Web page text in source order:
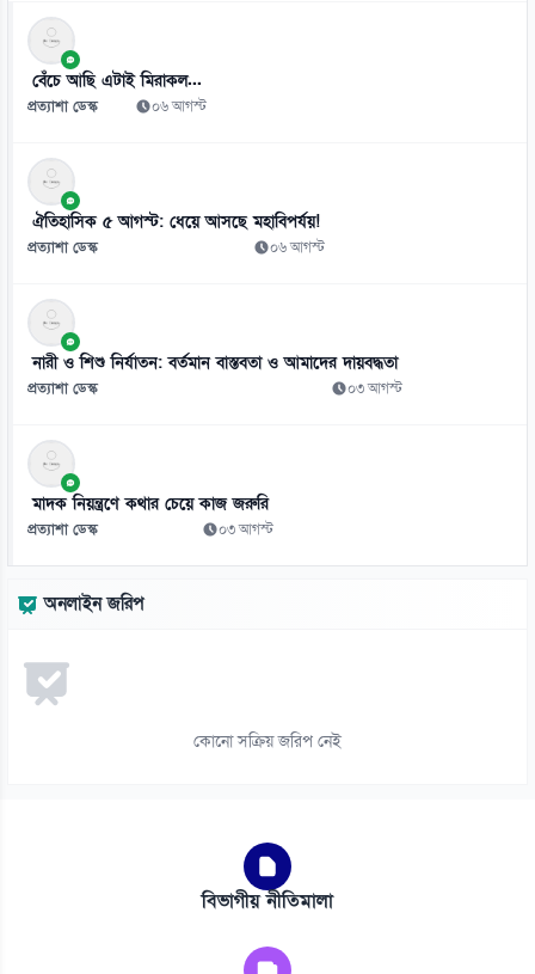
থাইল্যান্ডের স্কুলে কিশোরের এলোপাতাড়ি গুলি, নিহত অন্তত ৭
০৭ আগস্ট
বেঁচে আছি এটাই মিরাকল...
প্রত্যাশা ডেস্ক ০৬ আগস্ট
ঐতিহাসিক ৫ আগস্ট: ধেয়ে আসছে মহাবিপর্যয়!
প্রত্যাশা ডেস্ক ০৬ আগস্ট
নারী ও শিশু নির্যাতন: বর্তমান বাস্তবতা ও আমাদের দায়বদ্ধতা
প্রত্যাশা ডেস্ক ০৩ আগস্ট
মাদক নিয়ন্ত্রণে কথার চেয়ে কাজ জরুরি
প্রত্যাশা ডেস্ক ০৩ আগস্ট
অনলাইন জরিপ
কোনো সক্রিয় জরিপ নেই
বিভাগীয় নীতিমালা